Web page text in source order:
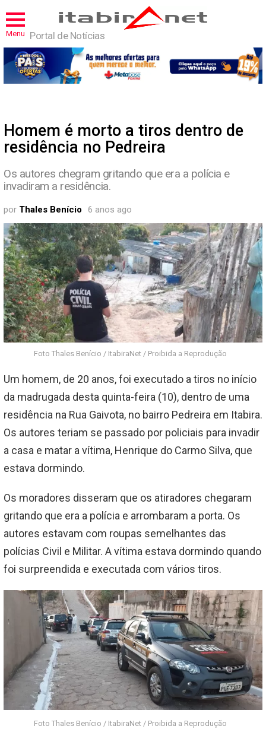
Menu Portal de Notícias
Homem é morto a tiros dentro de
residência no Pedreira
Os autores chegram gritando que era a polícia e
invadiram a residência.
por Thales Benício 6 anos ago
Foto Thales Benício / ItabiraNet / Proibida a Reprodução
Um homem, de 20 anos, foi executado a tiros no início
da madrugada desta quinta-feira (10), dentro de uma
residência na Rua Gaivota, no bairro Pedreira em Itabira.
Os autores teriam se passado por policiais para invadir
a casa e matar a vítima, Henrique do Carmo Silva, que
estava dormindo.
Os moradores disseram que os atiradores chegaram
gritando que era a polícia e arrombaram a porta. Os
autores estavam com roupas semelhantes das
polícias Civil e Militar. A vítima estava dormindo quando
foi surpreendida e executada com vários tiros.
Foto Thales Benício / ItabiraNet / Proibida a Reprodução